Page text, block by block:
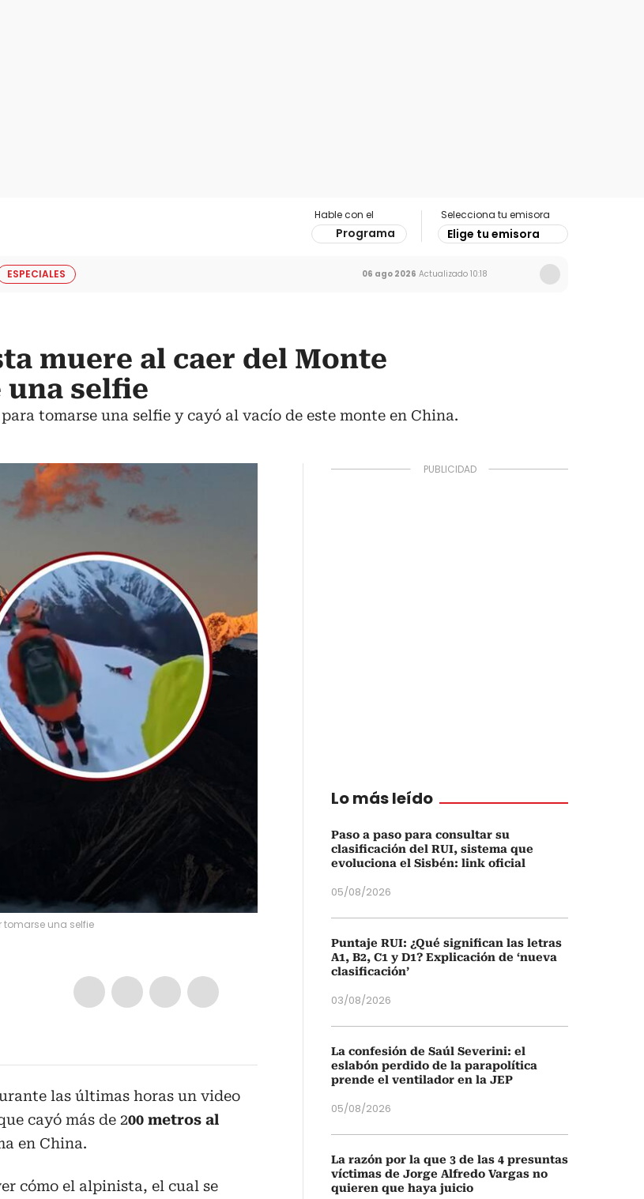
Hable con el
Programa
Selecciona tu emisora
Elige tu emisora
ESPECIALES 06 ago 2026 Actualizado 10:18
muere al caer del Monte
una selfie
tomarse una selfie y cayó al vacío de este monte en China.
tomarse una selfie
las últimas horas un video
cayó más de 200 metros al
en China.
cómo el alpinista, el cual se
Lo más leído
Paso a paso para consultar su
clasificación del RUI, sistema que
evoluciona el Sisbén: link oficial
05/08/2026
Puntaje RUI: ¿Qué significan las letras
A1, B2, C1 y D1? Explicación de ‘nueva
clasificación’
03/08/2026
La confesión de Saúl Severini: el
eslabón perdido de la parapolítica
prende el ventilador en la JEP
05/08/2026
La razón por la que 3 de las 4 presuntas
víctimas de Jorge Alfredo Vargas no
quieren que haya juicio